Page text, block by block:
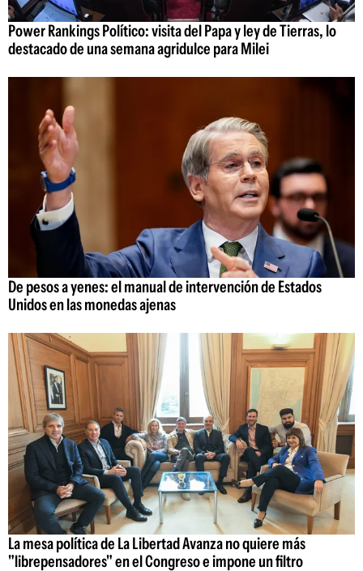
Power Rankings Político: visita del Papa y ley de Tierras, lo
destacado de una semana agridulce para Milei
De pesos a yenes: el manual de intervención de Estados
Unidos en las monedas ajenas
La mesa política de La Libertad Avanza no quiere más
"librepensadores" en el Congreso e impone un filtro